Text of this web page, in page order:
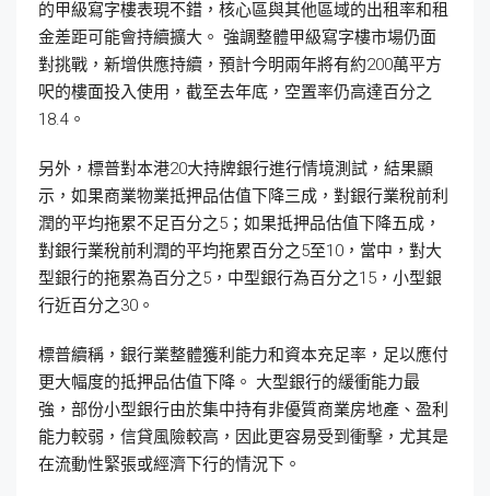
的甲級寫字樓表現不錯，核心區與其他區域的出租率和租
金差距可能會持續擴大。 強調整體甲級寫字樓市場仍面
對挑戰，新增供應持續，預計今明兩年將有約200萬平方
呎的樓面投入使用，截至去年底，空置率仍高達百分之
18.4。
另外，標普對本港20大持牌銀行進行情境測試，結果顯
示，如果商業物業抵押品估值下降三成，對銀行業稅前利
潤的平均拖累不足百分之5；如果抵押品估值下降五成，
對銀行業稅前利潤的平均拖累百分之5至10，當中，對大
型銀行的拖累為百分之5，中型銀行為百分之15，小型銀
行近百分之30。
標普續稱，銀行業整體獲利能力和資本充足率，足以應付
更大幅度的抵押品估值下降。 大型銀行的緩衝能力最
強，部份小型銀行由於集中持有非優質商業房地產、盈利
能力較弱，信貸風險較高，因此更容易受到衝擊，尤其是
在流動性緊張或經濟下行的情況下。